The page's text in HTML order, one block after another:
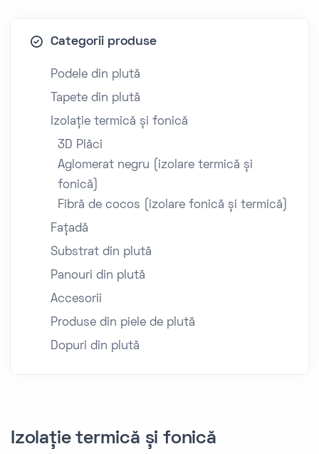
Izolație termică și fonică
Categorii produse
Podele din plută
Tapete din plută
Izolație termică și fonică
3D Plăci
Aglomerat negru (izolare termică și
fonică)
Fibră de cocos (izolare fonică și termică)
Fațadă
Substrat din plută
Panouri din plută
Accesorii
Produse din piele de plută
Dopuri din plută